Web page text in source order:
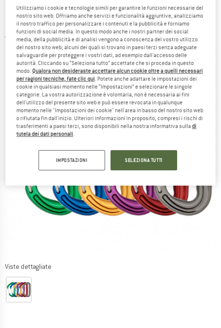
DMM -Chimera Colour 6 Pack - Moschettoni a
leva
5,0(1)
Viste dettagliate
Utilizziamo i cookie e tecnologie simili per garantire le funzioni necessarie del
nostro sito web. Offriamo anche servizi e funzionalità aggiuntive, analizziamo
il nostro traffico per personalizzare i contenuti e la pubblicità e forniamo
funzioni di social media. In questo modo anche i nostri partner dei social
media, della pubblicità e di analisi vengono a conoscenza del vostro utilizzo
del nostro sito web; alcuni dei quali si trovano in paesi terzi senza adeguate
salvaguardie per proteggere i vostri dati, ad esempio dall'accesso delle
autorità. Cliccando su “Seleziona tutto” accettate che si proceda in questo
modo. Qualora non desideraste accettare alcun cookie oltre a quelli necessari
per ragioni tecniche, fate clic qui . Potete anche adattare le impostazioni dei
cookie in qualsiasi momento nelle “Impostazioni” e selezionare le singole
categorie. La vostra autorizzazione è volontaria, non è necessaria ai fini
dell'utilizzo del presente sito web e può essere revocata in qualunque
momento nelle "Impostazioni dei cookie" nell'area in basso del nostro sito web
o rifiutata fin dall'inizio. Ulteriori informazioni in proposito, compresi i rischi di
trasferimenti a paesi terzi, sono disponibili nella nostra informativa sulladi
tutela dei dati personali
IMPOSTAZIONI SELEZIONA TUTTI